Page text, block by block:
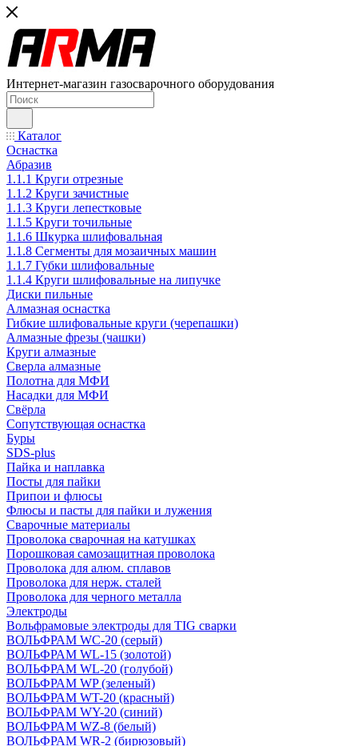
Интернет-магазин газосварочного оборудования
Каталог
Оснастка
Абразив
1.1.1 Круги отрезные
1.1.2 Круги зачистные
1.1.3 Круги лепестковые
1.1.5 Круги точильные
1.1.6 Шкурка шлифовальная
1.1.8 Сегменты для мозаичных машин
1.1.7 Губки шлифовальные
1.1.4 Круги шлифовальные на липучке
Диски пильные
Алмазная оснастка
Гибкие шлифовальные круги (черепашки)
Алмазные фрезы (чашки)
Круги алмазные
Сверла алмазные
Полотна для МФИ
Насадки для МФИ
Свёрла
Сопутствующая оснастка
Буры
SDS-plus
Пайка и наплавка
Посты для пайки
Припои и флюсы
Флюсы и пасты для пайки и лужения
Сварочные материалы
Проволока сварочная на катушках
Порошковая самозащитная проволока
Проволока для алюм. сплавов
Проволока для нерж. сталей
Проволока для черного металла
Электроды
Вольфрамовые электроды для TIG сварки
ВОЛЬФРАМ WC-20 (серый)
ВОЛЬФРАМ WL-15 (золотой)
ВОЛЬФРАМ WL-20 (голубой)
ВОЛЬФРАМ WP (зеленый)
ВОЛЬФРАМ WT-20 (красный)
ВОЛЬФРАМ WY-20 (синий)
ВОЛЬФРАМ WZ-8 (белый)
ВОЛЬФРАМ WR-2 (бирюзовый)